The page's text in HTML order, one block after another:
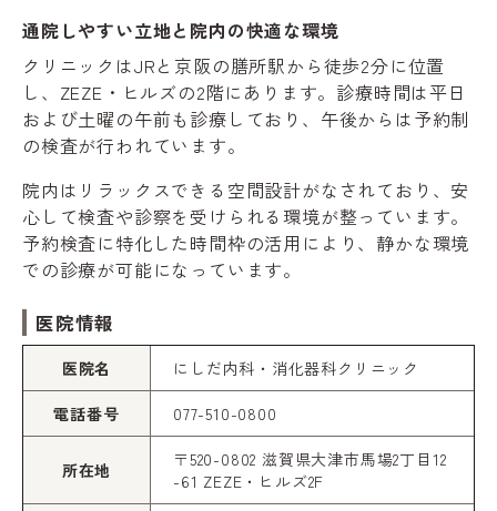
通院しやすい立地と院内の快適な環境
クリニックはJRと京阪の膳所駅から徒歩2分に位置
し、ZEZE・ヒルズの2階にあります。診療時間は平日
および土曜の午前も診療しており、午後からは予約制
の検査が行われています。
院内はリラックスできる空間設計がなされており、安
心して検査や診察を受けられる環境が整っています。
予約検査に特化した時間枠の活用により、静かな環境
での診療が可能になっています。
医院情報
医院名 にしだ内科・消化器科クリニック
電話番号 077-510-0800
所在地
〒520-0802 滋賀県大津市馬場2丁目12
-61 ZEZE・ヒルズ2F